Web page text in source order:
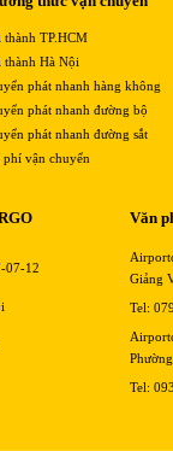
thành TP.HCM
thành Hà Nội
phát nhanh hàng không
phát nhanh đường bộ
phát nhanh đường sắt
phí vận chuyển
07-12
Văn
Giảng
Tel:
Tel: